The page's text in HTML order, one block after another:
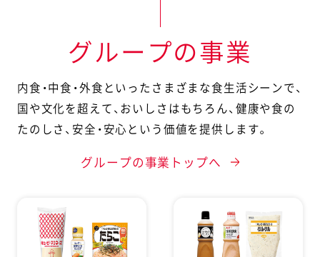
グループの事業
内食・中食・外食といったさまざまな食生活シーンで、
国や文化を超えて、 おいしさはもちろん、健康や食の
たのしさ、安全・安心という価値を提供します。
グループの事業トップへ